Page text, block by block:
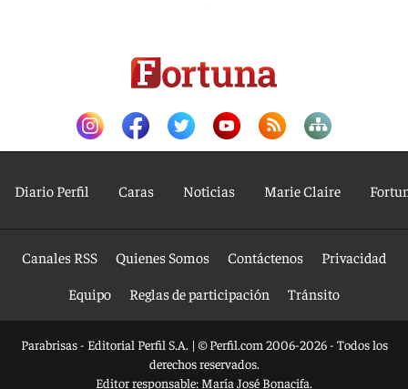
Diario Perfil Caras Noticias Marie Claire
Canales RSS Quienes Somos Contáctenos
Privacidad
Equipo
Reglas de participación Tránsito
Parabrisas - Editorial Perfil S.A. | © Perfil.com 2006-2026 - Todos los
derechos reservados.
Editor responsable: María José Bonacifa.